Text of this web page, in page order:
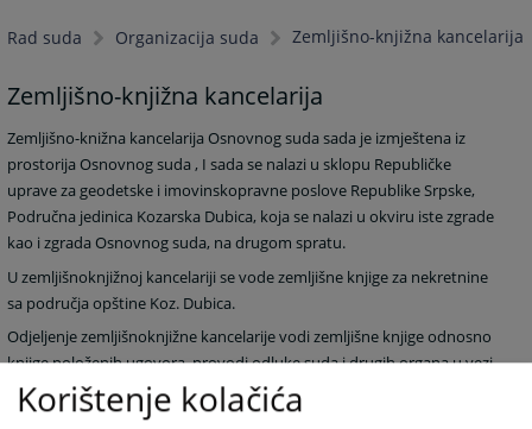
Rad suda Organizacija suda Zemljišno-knjižna kancelarija
Zemljišno-knjižna kancelarija
Zemljišno-knižna kancelarija Osnovnog suda sada je izmještena iz
prostorija Osnovnog suda , I sada se nalazi u sklopu Republičke
uprave za geodetske i imovinskopravne poslove Republike Srpske,
Područna jedinica Kozarska Dubica, koja se nalazi u okviru iste zgrade
kao i zgrada Osnovnog suda, na drugom spratu.
U zemljišnoknjižnoj kancelariji se vode zemljišne knjige za nekretnine
sa područja opštine Koz. Dubica.
Odjeljenje zemljišnoknjižne kancelarije vodi zemljišne knjige odnosno
knjige položenih ugovora, provodi odluke suda i drugih organa u vezi
sa nekretninama, donosi rješenja i izdaje uvjerenja o
zemljišnoknjižnom stanju i obavlja druge poslove koji po prirodi
Korištenje kolačića